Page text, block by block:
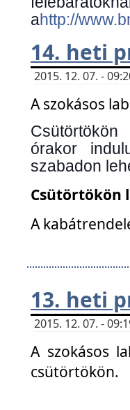
ahttp://
14. heti
2015. 12. 07. -
A szokásos
órakor
szabadon
Csütörtökön
A
13. heti
2015. 12. 07. -
A szokásos
csütörtökön.